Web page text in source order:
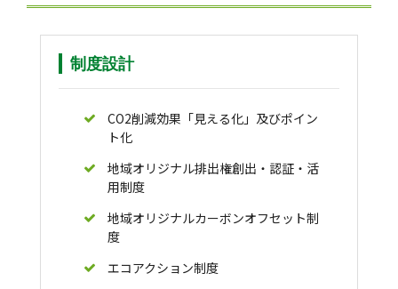
制度設計
CO2削減効果「見える化」及びポイン
ト化
地域オリジナル排出権創出・認証・活
用制度
地域オリジナルカーボンオフセット制
度
エコアクション制度